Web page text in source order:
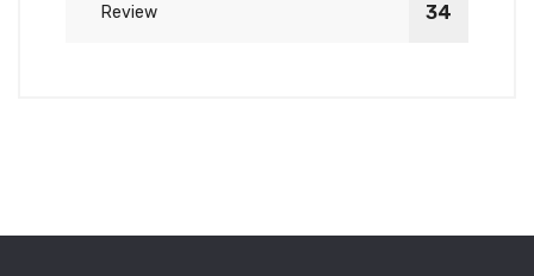
Review 34